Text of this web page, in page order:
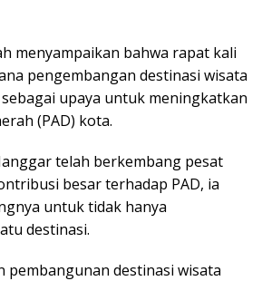
menyampaikan bahwa rapat kali
pengembangan destinasi wisata
upaya untuk meningkatkan
(PAD) kota.
telah berkembang pesat
besar terhadap PAD, ia
untuk tidak hanya
destinasi.
pembangunan destinasi wisata